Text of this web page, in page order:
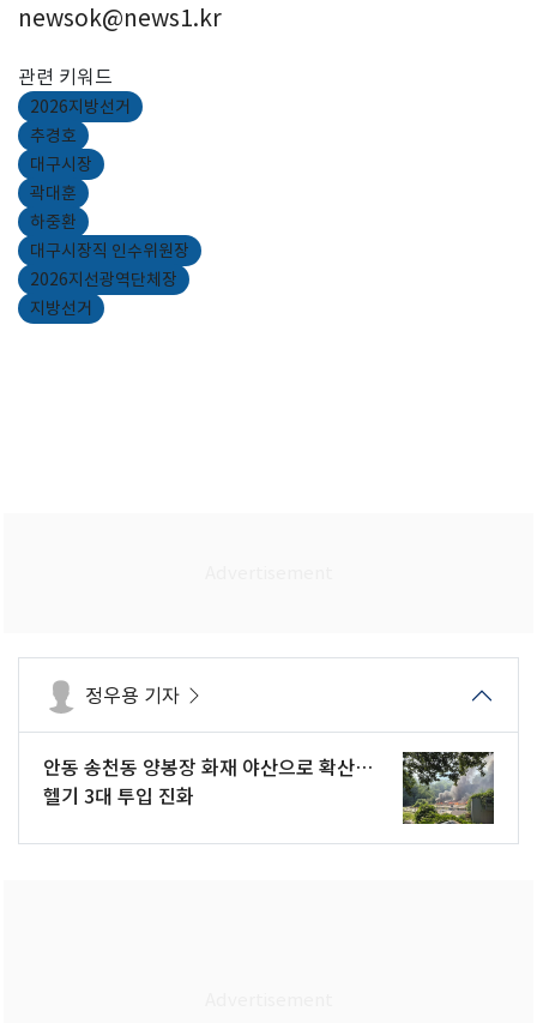
newsok@news1.kr
관련 키워드
2026지방선거
추경호
대구시장
곽대훈
하중환
대구시장직 인수위원장
2026지선광역단체장
지방선거
정우용 기자
안동 송천동 양봉장 화재 야산으로 확산…
헬기 3대 투입 진화